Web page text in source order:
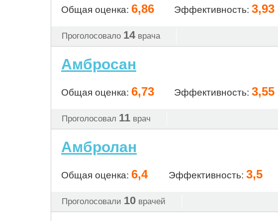
Общая оценка: 6,86 Эффективность: 3,93
Проголосовало 14 врача
Амбросан
Общая оценка: 6,73 Эффективность: 3,55
Проголосовал 11 врач
Амбролан
Общая оценка: 6,4 Эффективность: 3,5
Проголосовали 10 врачей